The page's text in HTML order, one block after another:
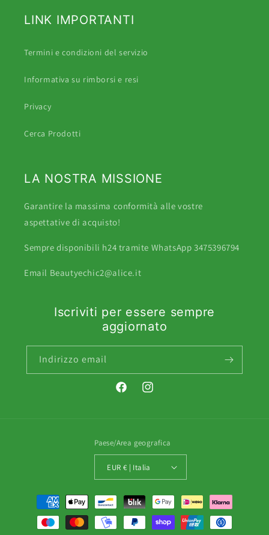
LINK IMPORTANTI
Termini e condizioni del servizio
Informativa su rimborsi e resi
Privacy
Cerca Prodotti
LA NOSTRA MISSIONE
Garantire la massima conformità alle vostre
aspettative di acquisto!
Sempre disponibili h24 tramite WhatsApp 3475396794
Email Beautyechic2@alice.it
Iscriviti per essere sempre
aggiornato
Indirizzo email
FacebookInstagram
Paese/Area geografica
EUR € | Italia
Metodi
pagamento